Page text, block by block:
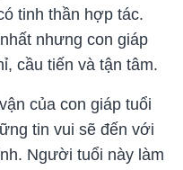
tinh thần hợp tác.
nhưng con giáp
cầu tiến và tận tâm.
của con giáp tuổi
tin vui sẽ đến với
Người tuổi này làm